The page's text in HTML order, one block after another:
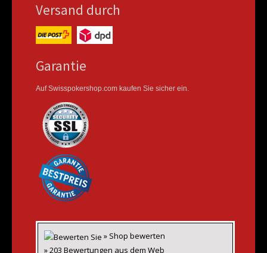
Versand durch
Garantie
Auf Swisspokershop.com kaufen Sie sicher ein.
» Shop bewerten
» 203 Bewertungen aus dem Web